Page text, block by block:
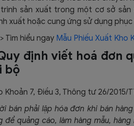
sản xuất trong một cơ sở sản
xuất hoặc cung ứng sử dụng
Tìm hiểu ngay Mẫu Phiếu Xuất Kho
định viết hoá đơn
bộ
Khoản 7, Điều 3, Thông tư 26/2015/
bán phải lập hóa đơn khi bán
để quảng cáo, làm hàng mẫu,